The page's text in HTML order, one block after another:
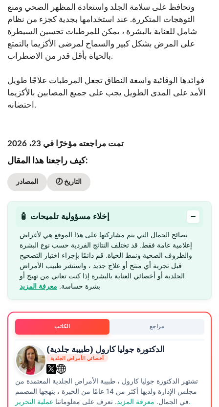
وتحافظ على سلامة الجلد واستعادة المظهر الصحي ومنع
التوهجات المتكررة. عند استخدامها بجدية كجزء من نظام
شامل للعناية بالبشرة ، يمكن للمرطبات تحسين السيطرة
على المرض بشكل كبير والسماح لمرضى الأكزيما بالتمتع
بالحياة بأقل قدر من الاضطراب.
فوائدها الوقائية واسعة النطاق تجعل المرطبات علاجًا طويل
الأمد على المدى الطويل يجب على جميع المصابين بالأكزيما
احتضانه.
تمت مراجعته مؤخرًا في 23، 2026
كيف راجعنا هذا المقال:
المصادر 🕖 التاريخ
🧴 إخلاء مسؤولية تلميحات −
نصائح الجمال التي يتم مشاركتها على هذا الموقع هي لأغراض
إعلامية عامة فقط. قد تختلف النتائج الفردية حسب نوع البشرة
والظروف الصحية ونمط الحياة. قم دائمًا بإجراء اختبار التصحيح
قبل تجربة أي منتج أو علاج جديد ، واستشر طبيب الأمراض
الجلدية أو أخصائي العناية بالبشرة إذا كنت تعاني من تهيج أو
بشرة حساسة. معرفة المزيد
الكاتب مراجع
الدكتورة جوليا كارول (طبيبة جلدية)
أخصائي الأمراض الجلدية
تشتهر الدكتورة جوليا كارول ، طبيبة الأمراض الجلدية المعتمدة من
مجلس الإدارة ولديها أكثر من 14 عامًا من الخبرة ، بنهجها المصمم
في الجمال. معرفة المزيد. تعرف على معلوماتنا عملية التحرير.